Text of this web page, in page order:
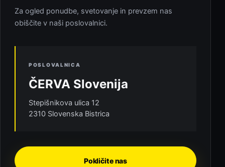
Za ogled ponudbe, svetovanje in prevzem nas
obiščite v naši poslovalnici.
POSLOVALNICA
ČERVA Slovenija
Stepišnikova ulica 12
2310 Slovenska Bistrica
Pokličite nas